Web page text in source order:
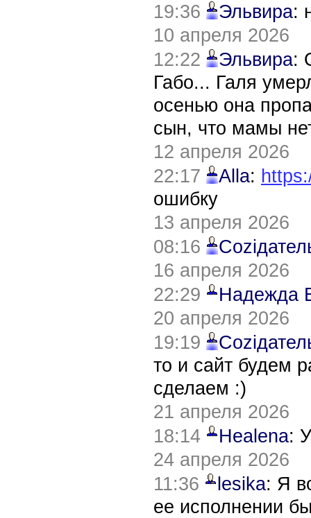
19:36
Эльвира:
10 апреля 2026
12:22
Эльвира:
Габо... Галя
осенью она
сын, что мамы
12 апреля 2026
22:17
Alla:
ошибку
13 апреля 2026
08:16
16 апреля 2026
22:29
Надежда
20 апреля 2026
19:19
то и сайт будем
сделаем :)
21 апреля 2026
18:14
Healena:
24 апреля 2026
11:36
lesika: Я
ее исполнении